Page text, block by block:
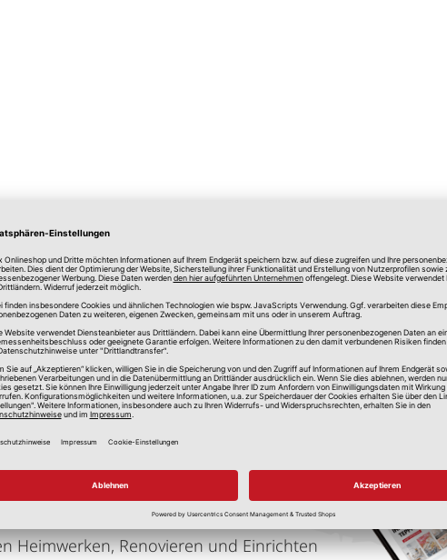
*Alle Preise in Euro, inkl. gesetzlicher Mehrwertsteuer, zzgl.
Heimwerken, Renovieren und Einrichten